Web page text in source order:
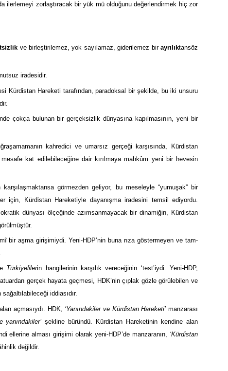
ilerlemeyi zorlaştıracak bir yük mü olduğunu değerlendirmek hiç zor
ve birleştirilemez, yok sayılamaz, giderilemez birayrılıktansöz
iradesidir.
Kürdistan Hareketi tarafından, paradoksal bir şekilde, bu iki unsuru
çokça bulunan bir gerçeksizlik dünyasına kapılmasının, yeni bir
kahredici ve umarsız gerçeği karşısında, Kürdistan
kat edilebileceğine dair kırılmaya mahkûm yeni bir hevesin
görmezden geliyor, bu meseleyle “yumuşak” bir
için, Kürdistan Hareketiyle dayanışma iradesini temsil ediyordu.
dünyası ölçeğinde azımsanmayacak bir dinamiğin, Kürdistan
bir aşma girişimiydi. Yeni-HDP’nin buna rıza göstermeyen ve tam-
Türkiyelilerin hangilerinin karşılık vereceğinin ‘test’iydi. Yeni-HDP,
gerçek hayata geçmesi, HDK’nin çıplak gözle görülebilen ve
iddiasıdır.
açmasıydı. HDK, ‘Yanındakiler ve Kürdistan Hareketi’ manzarası
yanındakiler’ şekline büründü. Kürdistan Hareketinin kendine alan
ellerine alması girişimi olarak yeni-HDP’de manzaranın, ‘Kürdistan
değildir.